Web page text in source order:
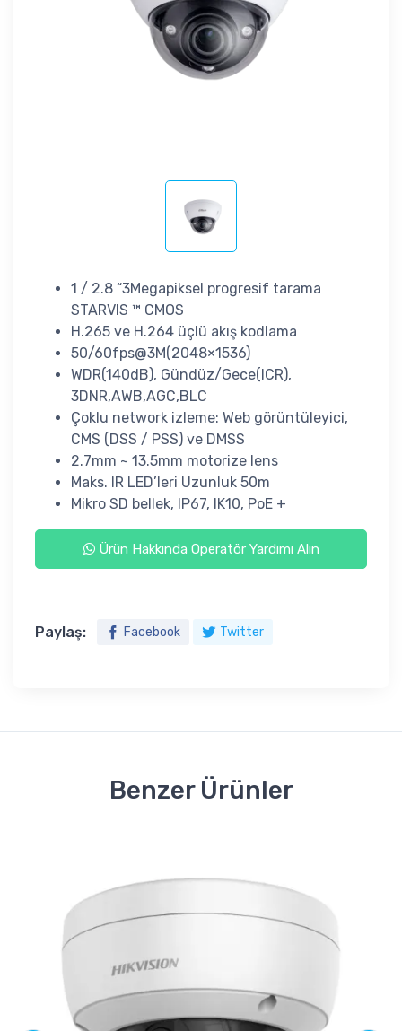
1 / 2.8 “3Megapiksel progresif tarama
STARVIS ™ CMOS
H.265 ve H.264 üçlü akış kodlama
50/60fps@3M(2048×1536)
WDR(140dB), Gündüz/Gece(ICR),
3DNR,AWB,AGC,BLC
Çoklu network izleme: Web görüntüleyici,
CMS (DSS / PSS) ve DMSS
2.7mm ~ 13.5mm motorize lens
Maks. IR LED’leri Uzunluk 50m
Mikro SD bellek, IP67, IK10, PoE +
Ürün Hakkında Operatör Yardımı Alın
Paylaş: Facebook Twitter
Benzer Ürünler